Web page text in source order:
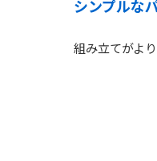
シンプルな
組み立てがよ